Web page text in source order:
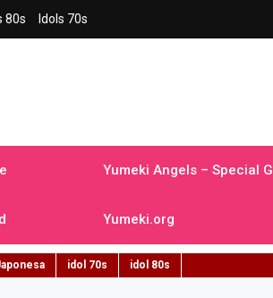
80s Idols 70s
Yumeki Angels – Special
Yumeki.org
idol 70s idol 80s